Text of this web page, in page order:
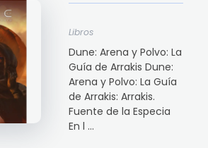
Libros
Dune: Arena y Polvo: La
Guía de Arrakis Dune:
Arena y Polvo: La Guía
de Arrakis: Arrakis.
Fuente de la Especia
En l ...